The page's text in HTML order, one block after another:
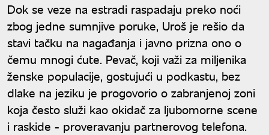
Dok se veze na estradi raspadaju preko noći
zbog jedne sumnjive poruke, Uroš je rešio da
stavi tačku na nagađanja i javno prizna ono o
čemu mnogi ćute. Pevač, koji važi za miljenika
ženske populacije, gostujući u podkastu, bez
dlake na jeziku je progovorio o zabranjenoj zoni
koja često služi kao okidač za ljubomorne scene
i raskide - proveravanju partnerovog telefona.